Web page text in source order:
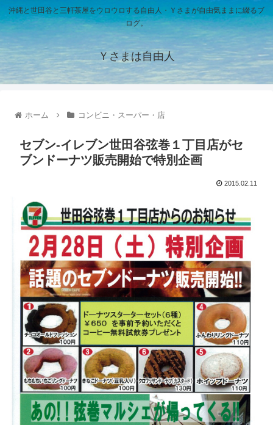
沖縄と世田谷と三軒茶屋をウロウロする自由人・Ｙさまが自由気ままに綴るブ
ログ。
Ｙさまは自由人
ホーム コンビニ・スーパー・店
セブン-イレブン世田谷弦巻１丁目店がセ
ブンドーナツ販売開始で特別企画
2015.02.11